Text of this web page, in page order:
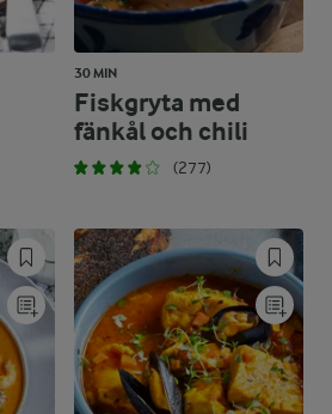
30 MIN
Fiskgryta med
fänkål och chili
(277)